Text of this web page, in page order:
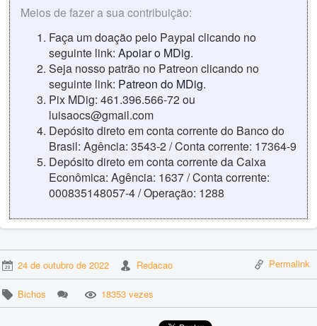
Meios de fazer a sua contribuição:
Faça um doação pelo Paypal clicando no
seguinte link: Apoiar o MDig.
Seja nosso patrão no Patreon clicando no
seguinte link: Patreon do MDig.
Pix MDig: 461.396.566-72 ou
luisaocs@gmail.com
Depósito direto em conta corrente do Banco do
Brasil: Agência: 3543-2 / Conta corrente: 17364-9
Depósito direto em conta corrente da Caixa
Econômica: Agência: 1637 / Conta corrente:
000835148057-4 / Operação: 1288
24 de outubro de 2022 Redacao Permalink
Bichos 18353 vezes